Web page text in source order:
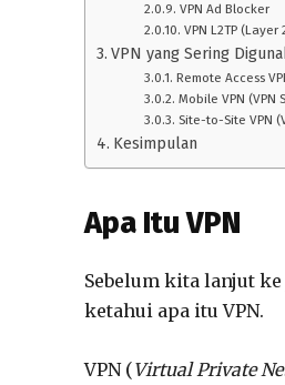
VPN Ad Blocker
VPN L2TP
VPN yang Sering
Remote Access
Mobile VPN (VPN
Site-to-Site VPN
Kesimpulan
Apa Itu VPN
Sebelum kita lanjut
ketahui apa itu VPN.
VPN (Virtual Private